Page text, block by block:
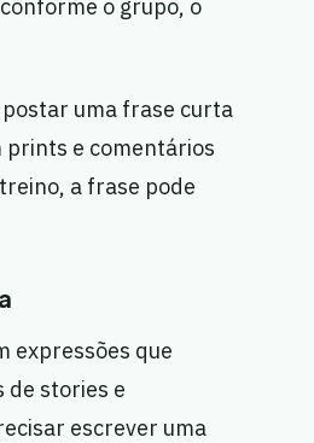
o grupo, o
postar uma frase curta
prints e comentários
a frase pode
expressões que
de stories e
escrever uma